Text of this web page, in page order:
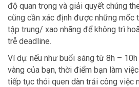
độ quan trọng và giải quyết chúng
cũng cần xác định được những mốc
tập trung/ xao nhãng để không trì
trễ deadline.
Ví dụ: nếu như buổi sáng từ 8h –
vàng của bạn, thời điểm bạn làm
tiếp tục thói quen dàn trải công việc